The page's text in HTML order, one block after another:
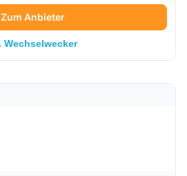
Zum Anbieter
Wechselwecker